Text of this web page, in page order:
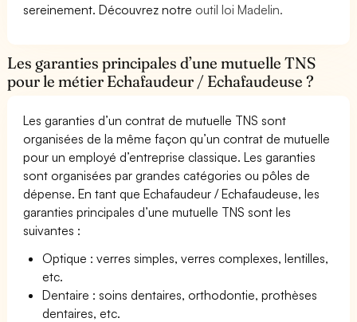
sereinement. Découvrez notre outil loi Madelin.
Les garanties principales d’une mutuelle TNS
pour le métier Echafaudeur / Echafaudeuse ?
Les garanties d’un contrat de mutuelle TNS sont
organisées de la même façon qu’un contrat de mutuelle
pour un employé d’entreprise classique. Les garanties
sont organisées par grandes catégories ou pôles de
dépense. En tant que Echafaudeur / Echafaudeuse, les
garanties principales d’une mutuelle TNS sont les
suivantes :
Optique : verres simples, verres complexes, lentilles,
etc.
Dentaire : soins dentaires, orthodontie, prothèses
dentaires, etc.